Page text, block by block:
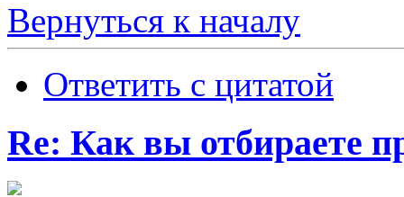
Вернуться к началу
Ответить с цитатой
Re: Как вы отбираете